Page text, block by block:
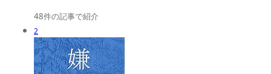
48件の記事で紹介
2